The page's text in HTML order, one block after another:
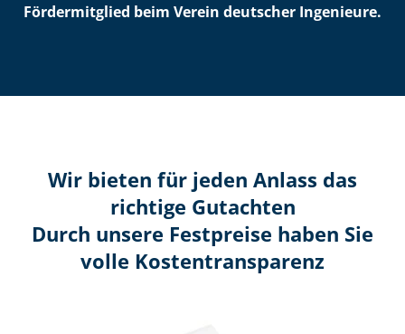
Fördermitglied beim Verein deutscher Ingenieure.
Wir bieten für jeden Anlass das
richtige Gutachten
Durch unsere Festpreise haben Sie
volle Kosten­transparenz